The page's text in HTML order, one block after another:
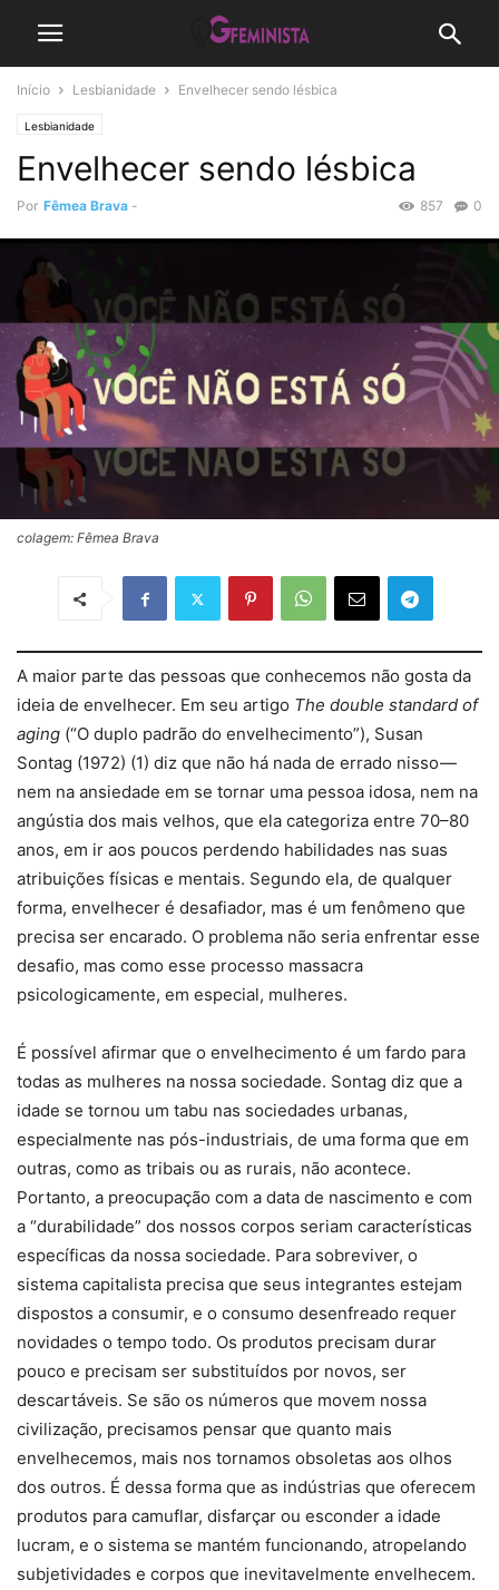
Início Lesbianidade Envelhecer sendo lésbica
Lesbianidade
Envelhecer sendo lésbica
Por Fêmea Brava - 0
857
colagem: Fêmea Brava
A maior parte das pessoas que conhecemos não gosta da
ideia de envelhecer. Em seu artigo The double standard of
aging (“O duplo padrão do envelhecimento”), Susan
Sontag (1972) (1) diz que não há nada de errado nisso —
nem na ansiedade em se tornar uma pessoa idosa, nem na
angústia dos mais velhos, que ela categoriza entre 70–80
anos, em ir aos poucos perdendo habilidades nas suas
atribuições físicas e mentais. Segundo ela, de qualquer
forma, envelhecer é desafiador, mas é um fenômeno que
precisa ser encarado. O problema não seria enfrentar esse
desafio, mas como esse processo massacra
psicologicamente, em especial, mulheres.
É possível afirmar que o envelhecimento é um fardo para
todas as mulheres na nossa sociedade. Sontag diz que a
idade se tornou um tabu nas sociedades urbanas,
especialmente nas pós-industriais, de uma forma que em
outras, como as tribais ou as rurais, não acontece.
Portanto, a preocupação com a data de nascimento e com
a “durabilidade” dos nossos corpos seriam características
específicas da nossa sociedade. Para sobreviver, o
sistema capitalista precisa que seus integrantes estejam
dispostos a consumir, e o consumo desenfreado requer
novidades o tempo todo. Os produtos precisam durar
pouco e precisam ser substituídos por novos, ser
descartáveis. Se são os números que movem nossa
civilização, precisamos pensar que quanto mais
envelhecemos, mais nos tornamos obsoletas aos olhos
dos outros. É dessa forma que as indústrias que oferecem
produtos para camuflar, disfarçar ou esconder a idade
lucram, e o sistema se mantém funcionando, atropelando
subjetividades e corpos que inevitavelmente envelhecem.